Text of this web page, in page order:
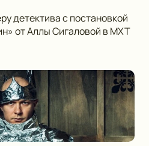
детектива с постановкой
от Аллы Сигаловой в МХТ